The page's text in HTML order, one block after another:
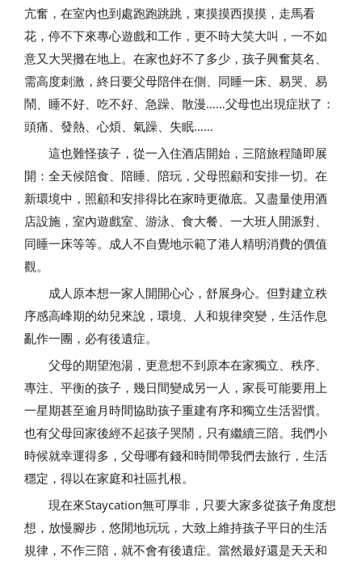
亢奮，在室內也到處跑跑跳跳，東摸摸西摸摸，走馬看
花，停不下來專心遊戲和工作，更不時大笑大叫，一不如
意又大哭攤在地上。在家也好不了多少，孩子興奮莫名、
需高度刺激，終日要父母陪伴在側、同睡一床、易哭、易
鬧、睡不好、吃不好、急躁、散漫……父母也出現症狀了：
頭痛、發熱、心煩、氣躁、失眠……
這也難怪孩子，從一入住酒店開始，三陪旅程隨即展
開：全天候陪食、陪睡、陪玩，父母照顧和安排一切。在
新環境中，照顧和安排得比在家時更徹底。又盡量使用酒
店設施，室內遊戲室、游泳、食大餐、一大班人開派對、
同睡一床等等。成人不自覺地示範了港人精明消費的價值
觀。
成人原本想一家人開開心心，舒展身心。但對建立秩
序感高峰期的幼兒來說，環境、人和規律突變，生活作息
亂作一團，必有後遺症。
父母的期望泡湯，更意想不到原本在家獨立、秩序、
專注、平衡的孩子，幾日間變成另一人，家長可能要用上
一星期甚至逾月時間協助孩子重建有序和獨立生活習慣。
也有父母回家後經不起孩子哭鬧，只有繼續三陪。我們小
時候就幸運得多，父母哪有錢和時間帶我們去旅行，生活
穩定，得以在家庭和社區扎根。
現在來Staycation無可厚非，只要大家多從孩子角度想
想，放慢腳步，悠閒地玩玩，大致上維持孩子平日的生活
規律，不作三陪，就不會有後遺症。當然最好還是天天和